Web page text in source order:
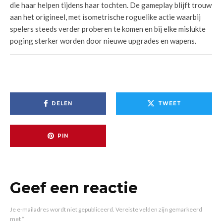
die haar helpen tijdens haar tochten. De gameplay blijft trouw
aan het origineel, met isometrische roguelike actie waarbij
spelers steeds verder proberen te komen en bij elke mislukte
poging sterker worden door nieuwe upgrades en wapens.
DELEN TWEET
PIN
Geef een reactie
Je e-mailadres wordt niet gepubliceerd. Vereiste velden zijn gemarkeerd
met*